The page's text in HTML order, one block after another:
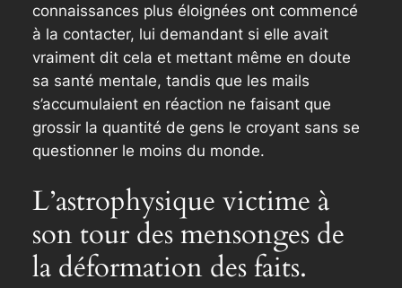
connaissances plus éloignées ont commencé
à la contacter, lui demandant si elle avait
vraiment dit cela et mettant même en doute
sa santé mentale, tandis que les mails
s’accumulaient en réaction ne faisant que
grossir la quantité de gens le croyant sans se
questionner le moins du monde.
L’astrophysique victime à
son tour des mensonges de
la déformation des faits.